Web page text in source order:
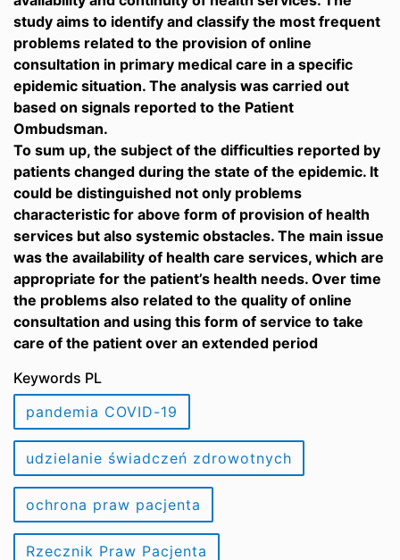
study aims to identify and classify the most frequent
problems related to the provision of online
consultation in primary medical care in a specific
epidemic situation. The analysis was carried out
based on signals reported to the Patient
Ombudsman.
To sum up, the subject of the difficulties reported by
patients changed during the state of the epidemic. It
could be distinguished not only problems
characteristic for above form of provision of health
services but also systemic obstacles. The main issue
was the availability of health care services, which are
appropriate for the patient’s health needs. Over time
the problems also related to the quality of online
consultation and using this form of service to take
care of the patient over an extended period
Keywords PL
pandemia COVID-19
udzielanie świadczeń zdrowotnych
ochrona praw pacjenta
Rzecznik Praw Pacjenta